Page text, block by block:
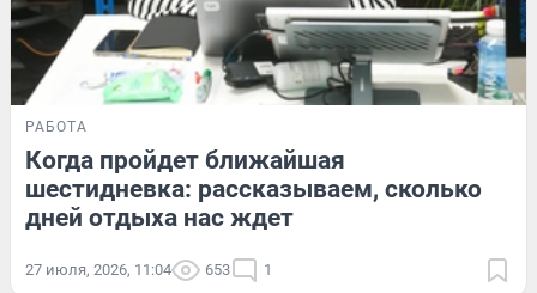
РАБОТА
Когда пройдет ближайшая
шестидневка: рассказываем, сколько
дней отдыха нас ждет
27 июля, 2026, 11:04 653 1